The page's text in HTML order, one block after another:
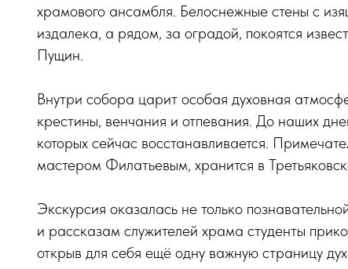
храмового ансамбля. Белоснежные стены с
издалека, а рядом, за оградой, покоятся
Пущин.
Внутри собора царит особая духовная
крестины, венчания и отпевания. До наших
которых сейчас восстанавливается.
мастером Филатьевым, хранится в
Экскурсия оказалась не только
и рассказам служителей храма студенты
открыв для себя ещё одну важную страницу